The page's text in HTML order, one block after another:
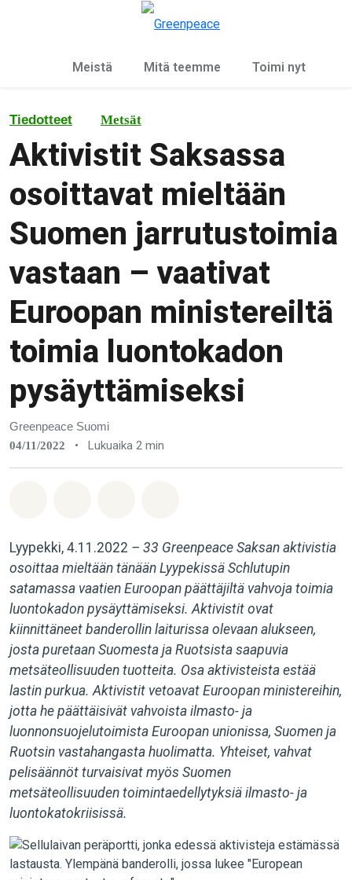
Meistä Mitä teemme Toimi nyt
Tiedotteet Metsät
Aktivistit Saksassa
osoittavat mieltään
Suomen jarrutustoimia
vastaan – vaativat
Euroopan ministereiltä
toimia luontokadon
pysäyttämiseksi
Greenpeace Suomi
04/11/2022 • Lukuaika 2 min
Lyypekki, 4.11.2022 – 33 Greenpeace Saksan aktivistia
osoittaa mieltään tänään Lyypekissä Schlutupin
satamassa vaatien Euroopan päättäjiltä vahvoja toimia
luontokadon pysäyttämiseksi. Aktivistit ovat
kiinnittäneet banderollin laiturissa olevaan alukseen,
josta puretaan Suomesta ja Ruotsista saapuvia
metsäteollisuuden tuotteita. Osa aktivisteista estää
lastin purkua. Aktivistit vetoavat Euroopan ministereihin,
jotta he päättäisivät vahvoista ilmasto- ja
luonnonsuojelutoimista Euroopan unionissa, Suomen ja
Ruotsin vastahangasta huolimatta. Yhteiset, vahvat
pelisäännöt turvaisivat myös Suomen
metsäteollisuuden toimintaedellytyksiä ilmasto- ja
luontokatokriisissä.